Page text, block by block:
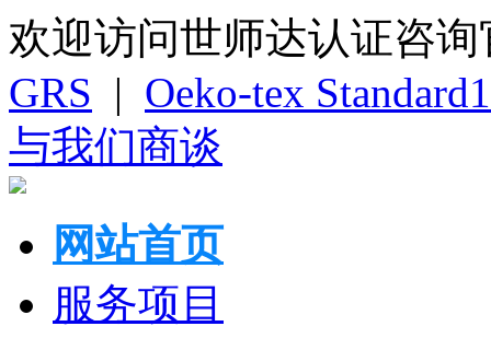
欢迎访问世师达认证咨询
GRS | Oeko-tex
与我们商谈
网站首页
服务项目